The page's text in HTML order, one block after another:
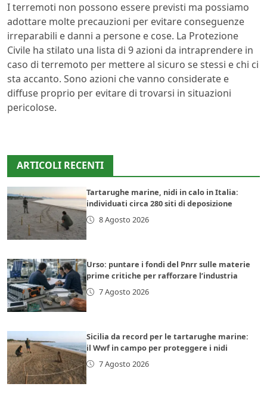
I terremoti non possono essere previsti ma possiamo
adottare molte precauzioni per evitare conseguenze
irreparabili e danni a persone e cose. La Protezione
Civile ha stilato una lista di 9 azioni da intraprendere in
caso di terremoto per mettere al sicuro se stessi e chi ci
sta accanto. Sono azioni che vanno considerate e
diffuse proprio per evitare di trovarsi in situazioni
pericolose.
ARTICOLI RECENTI
Tartarughe marine, nidi in calo in Italia:
individuati circa 280 siti di deposizione
8 Agosto 2026
Urso: puntare i fondi del Pnrr sulle materie
prime critiche per rafforzare l’industria
7 Agosto 2026
Sicilia da record per le tartarughe marine:
il Wwf in campo per proteggere i nidi
7 Agosto 2026